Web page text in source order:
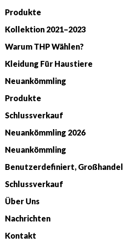
Produkte
Kollektion 2021–2023
Warum THP Wählen?
Kleidung Für Haustiere
Neuankömmling
Produkte
Schlussverkauf
Neuankömmling 2026
Neuankömmling
Benutzerdefiniert, Großhandel
Schlussverkauf
Über Uns
Nachrichten
Kontakt